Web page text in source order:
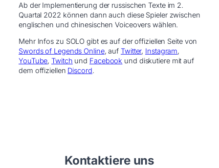
Ab der Implementierung der russischen Texte im 2.
Quartal 2022 können dann auch diese Spieler zwischen
englischen und chinesischen Voiceovers wählen.
Mehr Infos zu SOLO gibt es auf der offiziellen Seite von
Swords of Legends Online, aufTwitter, Instagram,
YouTube,Twitch und Facebook und diskutiere mit auf
dem offiziellen Discord.
Kontaktiere uns